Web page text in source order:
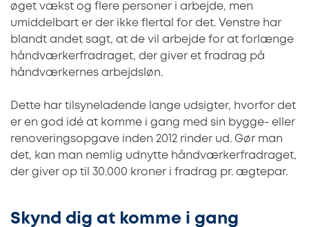
øget vækst og flere personer i arbejde, men
umiddelbart er der ikke flertal for det. Venstre har
blandt andet sagt, at de vil arbejde for at forlænge
håndværkerfradraget, der giver et fradrag på
håndværkernes arbejdsløn.
Dette har tilsyneladende lange udsigter, hvorfor det
er en god idé at komme i gang med sin bygge- eller
renoveringsopgave inden 2012 rinder ud. Gør man
det, kan man nemlig udnytte håndværkerfradraget,
der giver op til 30.000 kroner i fradrag pr. ægtepar.
Skynd dig at komme i gang